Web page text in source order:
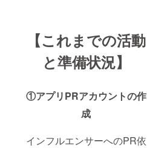
【これまでの活動
と準備状況】
①アプリPRアカウントの作
成
インフルエンサーへのPR依